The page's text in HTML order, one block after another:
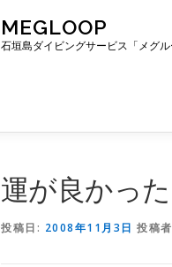
MEGLOOP
石垣島ダイビングサービス「メグ
運が良かっ
投稿日: 2008年11月3日 投稿